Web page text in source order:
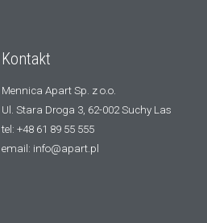
Kontakt
Mennica Apart Sp. z o.o.
Ul. Stara Droga 3, 62-002 Suchy Las
tel: +48 61 89 55 555
email: info@apart.pl